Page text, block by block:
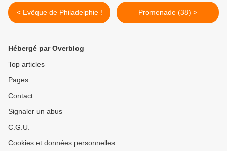
< Evêque de Philadelphie ! Promenade (38) >
Hébergé par Overblog
Top articles
Pages
Contact
Signaler un abus
C.G.U.
Cookies et données personnelles